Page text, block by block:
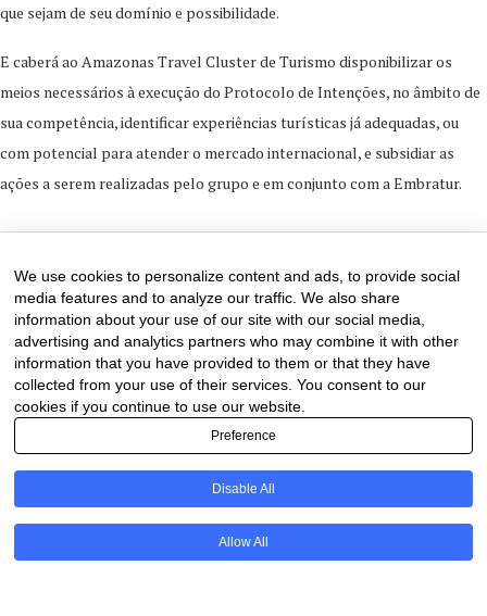
que sejam de seu domínio e possibilidade.
E caberá ao Amazonas Travel Cluster de Turismo disponibilizar os
meios necessários à execução do Protocolo de Intenções, no âmbito de
sua competência, identificar experiências turísticas já adequadas, ou
com potencial para atender o mercado internacional, e subsidiar as
ações a serem realizadas pelo grupo e em conjunto com a Embratur.
We use cookies to personalize content and ads, to provide social
media features and to analyze our traffic. We also share
information about your use of our site with our social media,
advertising and analytics partners who may combine it with other
information that you have provided to them or that they have
collected from your use of their services. You consent to our
cookies if you continue to use our website.
Preference
Disable All
Allow All